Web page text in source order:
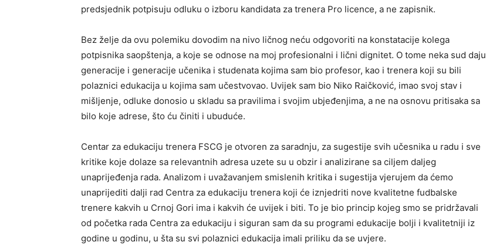
predsjednik potpisuju odluku o izboru kandidata za trenera Pro licence, a ne zapisnik.
Bez želje da ovu polemiku dovodim na nivo ličnog neću odgovoriti na konstatacije kolega
potpisnika saopštenja, a koje se odnose na moj profesionalni i lični dignitet. O tome neka sud daju
generacije i generacije učenika i studenata kojima sam bio profesor, kao i trenera koji su bili
polaznici edukacija u kojima sam učestvovao. Uvijek sam bio Niko Raičković, imao svoj stav i
mišljenje, odluke donosio u skladu sa pravilima i svojim ubjeđenjima, a ne na osnovu pritisaka sa
bilo koje adrese, što ću činiti i ubuduće.
Centar za edukaciju trenera FSCG je otvoren za saradnju, za sugestije svih učesnika u radu i sve
kritike koje dolaze sa relevantnih adresa uzete su u obzir i analizirane sa ciljem daljeg
unaprijeđenja rada. Analizom i uvažavanjem smislenih kritika i sugestija vjerujem da ćemo
unaprijediti dalji rad Centra za edukaciju trenera koji će iznjedriti nove kvalitetne fudbalske
trenere kakvih u Crnoj Gori ima i kakvih će uvijek i biti. To je bio princip kojeg smo se pridržavali
od početka rada Centra za edukaciju i siguran sam da su programi edukacije bolji i kvalitetniji iz
godine u godinu, u šta su svi polaznici edukacija imali priliku da se uvjere.